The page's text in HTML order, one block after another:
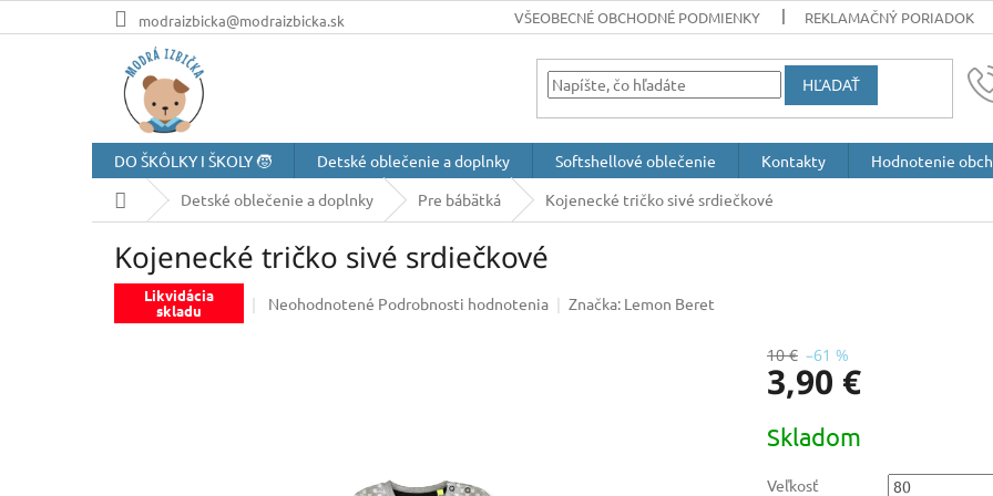
na
modraizbicka@modraizbicka.sk VŠEOBECNÉ OBCHODNÉ PODMIENKY REKLAMAČNÝ PORIADOK
HĽADAŤ
DO ŠKÔLKY I ŠKOLY 🧒 Detské oblečenie a doplnky Softshellové oblečenie Kontakty Hodnotenie
DomovDetské oblečenie a doplnky Pre bábätká Kojenecké tričko sivé srdiečkové
Kojenecké tričko sivé srdiečkové
Likvidácia
skladu
Priemerné
Neohodnotené Podrobnosti hodnotenia Značka: Lemon Beret
10 € –61 %
3,90 €
cena:
Skladom
Veľkosť